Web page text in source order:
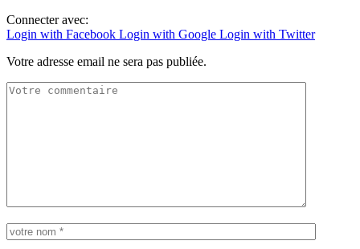
Connecter avec:
Login with Facebook Login with Google Login with Twitter
Votre adresse email ne sera pas publiée.